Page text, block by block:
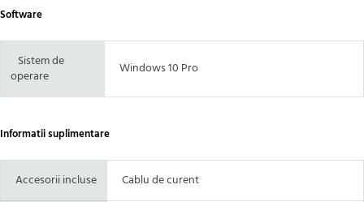
Software
Sistem de
operare
Windows 10 Pro
Informatii suplimentare
Accesorii incluse Cablu de curent